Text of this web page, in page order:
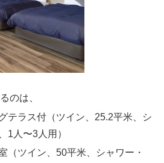
のは、
テラス付（ツイン、25.2平米、シ
1人〜3人用）
（ツイン、50平米、シャワー・